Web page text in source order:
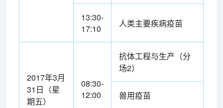
13:30-
17:10
人类主要疾病疫苗
2017年3月
31日（星
期五）
08:30-
12:00
抗体工程与生产（分
场2）
兽用疫苗